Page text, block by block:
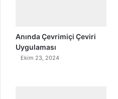
Anında Çevrimiçi Çeviri
Uygulaması
Ekim 23, 2024